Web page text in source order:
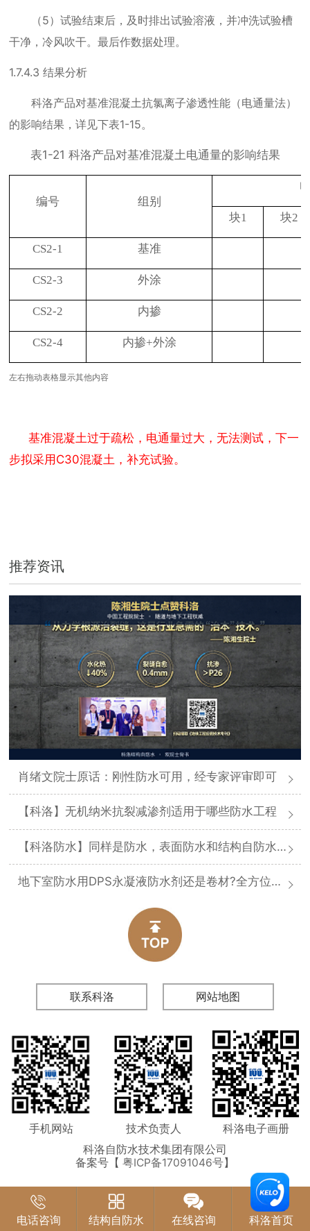
（5）试验结束后，及时排出试验溶液，并冲洗试验槽
干净，冷风吹干。最后作数据处理。
1.7.4.3结果分析
科洛产品对基准混凝土抗氯离子渗透性能（电通量法）
的影响结果，详见下表1-15。
表1-21 科洛产品对基准混凝土电通量的影响结果
编号 组别
块1 块2
CS2-1 基准
CS2-3 外涂
CS2-2 内掺
CS2-4 内掺+外涂
左右拖动表格显示其他内容
基准混凝土过于疏松，电通量过大，无法测试，下一
步拟采用C30混凝土，补充试验。
推荐资讯
肖绪文院士原话：刚性防水可用，经专家评审即可
【科洛】无机纳米抗裂减渗剂适用于哪些防水工程
【科洛防水】同样是防水，表面防水和结构自防水差在哪
地下室防水用DPS永凝液防水剂还是卷材?全方位对比分析
联系科洛 网站地图
手机网站 技术负责人
科洛电子画册
科洛自防水技术集团有限公司
备案号【 粤ICP备17091046号】
电话咨询 结构自防水 在线咨询 科洛首页